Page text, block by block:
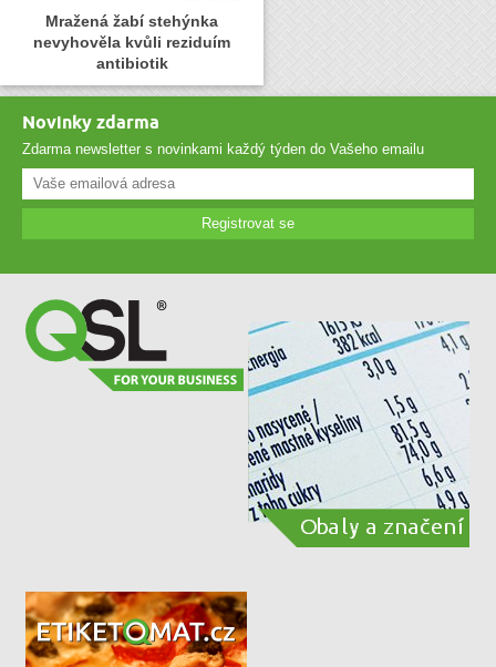
Mražená žabí stehýnka
nevyhověla kvůli reziduím
antibiotik
Novinky zdarma
Zdarma newsletter s novinkami každý týden do Vašeho emailu
Registrovat se